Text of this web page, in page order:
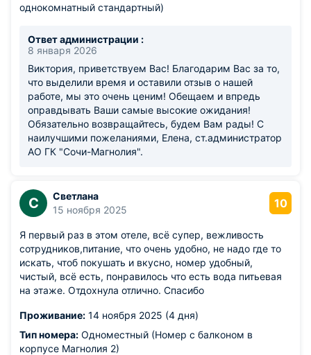
однокомнатный стандартный)
Ответ администрации :
8 января 2026
Виктория, приветствуем Вас! Благодарим Вас за то,
что выделили время и оставили отзыв о нашей
работе, мы это очень ценим! Обещаем и впредь
оправдывать Ваши самые высокие ожидания!
Обязательно возвращайтесь, будем Вам рады! С
наилучшими пожеланиями, Елена, ст.администратор
АО ГК "Сочи-Магнолия".
С
Светлана
15 ноября 2025
10
Я первый раз в этом отеле, всё супер, вежливость
сотрудников,питание, что очень удобно, не надо где то
искать, чтоб покушать и вкусно, номер удобный,
чистый, всё есть, понравилось что есть вода питьевая
на этаже. Отдохнула отлично. Спасибо
Проживание: 14 ноября 2025 (4 дня)
Тип номера: Одноместный (Номер с балконом в
корпусе Магнолия 2)